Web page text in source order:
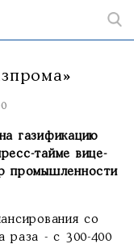
газификацию
тайме вице-
промышленности
со
раза - с 300-400